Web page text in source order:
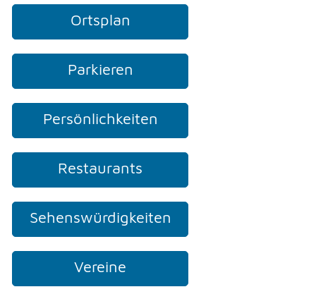
Ortsplan
Parkieren
Persönlichkeiten
Restaurants
Sehenswürdigkeiten
Vereine